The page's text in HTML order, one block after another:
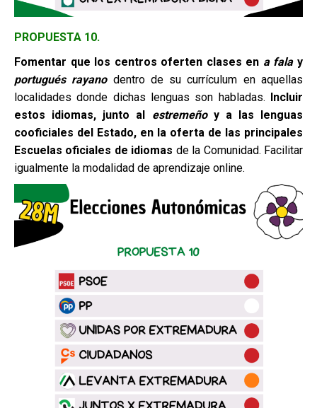
PROPUESTA 10.
Fomentar que los centros oferten clases en a falay
portugués rayanodentro de su currículum en aquellas
localidades donde dichas lenguas son habladas. Incluir
estos idiomas, junto al estremeño y a las lenguas
cooficiales del Estado, en la oferta de las principales
Escuelas oficiales de idiomas de la Comunidad. Facilitar
igualmente la modalidad de aprendizaje online.